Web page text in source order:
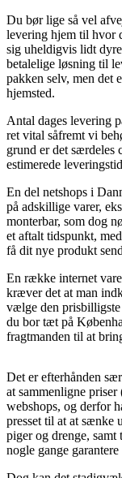
Du bør lige så vel
levering hjem til hvor
sig uheldigvis lidt
betalelige løsning til
pakken selv, men det
hjemsted.
Antal dages levering
ret vital såfremt vi
grund er det særdeles
estimerede
En del netshops i
på adskillige varer,
monterbar, som dog
et aftalt tidspunkt,
få dit nye produkt
En række internet
kræver det at man
vælge den
du bor tæt på
fragtmanden til at
Det er efterhånden
at sammenligne
webshops, og derfor
presset til at at sænke
piger og drenge,
nogle gange